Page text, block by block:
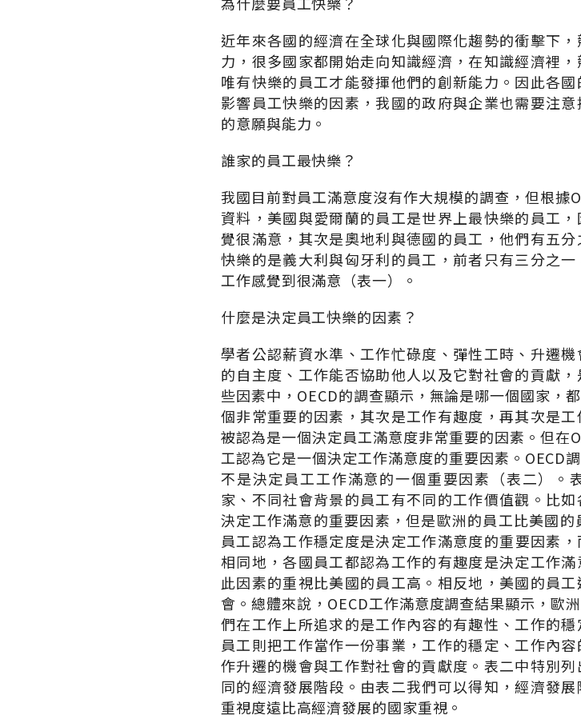
近年來各國的經濟在全球化與國際化趨勢的衝擊下
力，很多國家都開始走向知識經濟，在知識經濟裡
唯有快樂的員工才能發揮他們的創新能力。因此各
影響員工快樂的因素，我國的政府與企業也需要注
的意願與能力。
誰家的員工最快樂？
我國目前對員工滿意度沒有作大規模的調查，但根據
資料，美國與愛爾蘭的員工是世界上最快樂的員工
覺很滿意，其次是奧地利與德國的員工，他們有五
快樂的是義大利與匈牙利的員工，前者只有三分之
工作感覺到很滿意（表一）。
什麼是決定員工快樂的因素？
學者公認薪資水準、工作忙碌度、彈性工時、升遷
的自主度、工作能否協助他人以及它對社會的貢獻
些因素中，OECD的調查顯示，無論是哪一個國家，
個非常重要的因素，其次是工作有趣度，再其次是
被認為是一個決定員工滿意度非常重要的因素。但在
工認為它是一個決定工作滿意度的重要因素。OECD
不是決定員工工作滿意的一個重要因素（表二）。
家、不同社會背景的員工有不同的工作價值觀。比
決定工作滿意的重要因素，但是歐洲的員工比美國
員工認為工作穩定度是決定工作滿意度的重要因素
相同地，各國員工都認為工作的有趣度是決定工作
此因素的重視比美國的員工高。相反地，美國的員
會。總體來說，OECD工作滿意度調查結果顯示，歐
們在工作上所追求的是工作內容的有趣性、工作的
員工則把工作當作一份事業，工作的穩定、工作內
作升遷的機會與工作對社會的貢獻度。表二中特別
同的經濟發展階段。由表二我們可以得知，經濟發
重視度遠比高經濟發展的國家重視。